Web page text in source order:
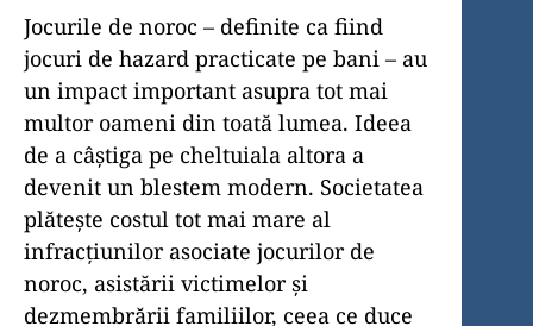
Jocurile de noroc – definite ca fiind
jocuri de hazard practicate pe bani – au
un impact important asupra tot mai
multor oameni din toată lumea. Ideea
de a câștiga pe cheltuiala altora a
devenit un blestem modern. Societatea
plătește costul tot mai mare al
infracțiunilor asociate jocurilor de
noroc, asistării victimelor și
dezmembrării familiilor, ceea ce duce